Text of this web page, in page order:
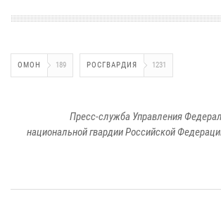
ОМОН 189 РОСГВАРДИЯ 1231
Пресс-служба Управления
национальной гвардии Российской